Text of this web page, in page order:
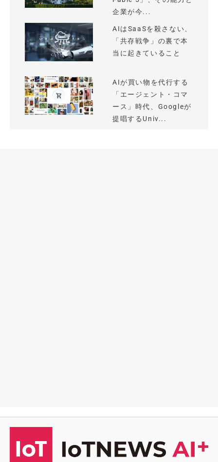
企業が今...
AIはSaaSを殺さない、
「共存戦争」の裏で本
当に起きていること
AIが買い物を代行する
「エージェント・コマ
ース」時代、Googleが
提唱するUniv...